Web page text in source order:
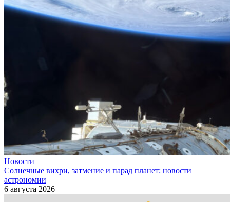
Новости
Солнечные вихри, затмение и парад планет: новости
астрономии
6 августа 2026